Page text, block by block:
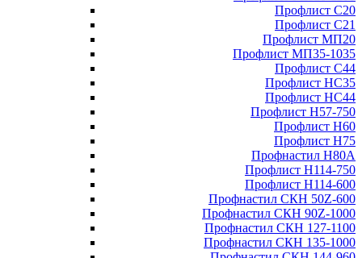
Профлист С20
Профлист С21
Профлист МП20
Профлист МП35-1035
Профлист С44
Профлист НС35
Профлист НС44
Профлист Н57-750
Профлист Н60
Профлист Н75
Профнастил Н80А
Профлист Н114-750
Профлист Н114-600
Профнастил СКН 50Z-600
Профнастил СКН 90Z-1000
Профнастил СКН 127-1100
Профнастил СКН 135-1000